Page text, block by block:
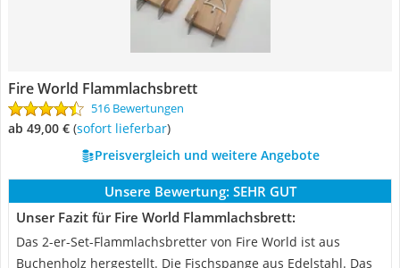
Fire World Flammlachsbrett
516 Bewertungen
ab 49,00 € ( Sofort lieferbar)
Preisvergleich und weitere Angebote
Unsere Bewertung: SEHR GUT
Unser Fazit für Fire World Flammlachsbrett:
Das 2-er-Set-Flammlachsbretter von Fire World ist aus
Buchenholz hergestellt. Die Fischspange aus Edelstahl. Das